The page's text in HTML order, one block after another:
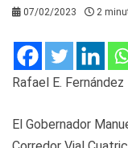
07/02/2023 2
Rafael E. Fernández
El Gobernador